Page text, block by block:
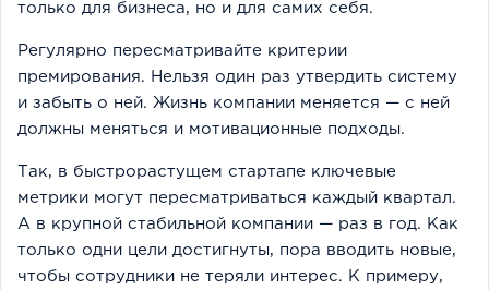
только для бизнеса, но и для самих себя.
Регулярно пересматривайте критерии
премирования. Нельзя один раз утвердить систему
и забыть о ней. Жизнь компании меняется — с ней
должны меняться и мотивационные подходы.
Так, в быстрорастущем стартапе ключевые
метрики могут пересматриваться каждый квартал.
А в крупной стабильной компании — раз в год. Как
только одни цели достигнуты, пора вводить новые,
чтобы сотрудники не теряли интерес. К примеру,